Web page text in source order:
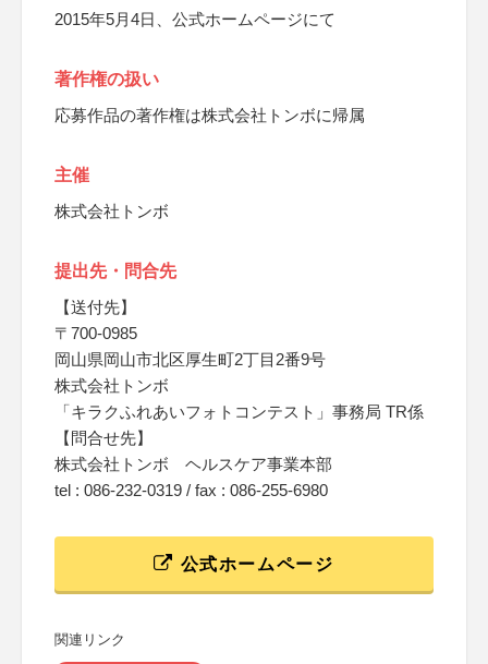
2015年5月4日、公式ホームページにて
著作権の扱い
応募作品の著作権は株式会社トンボに帰属
主催
株式会社トンボ
提出先・問合先
【送付先】
〒700-0985
岡山県岡山市北区厚生町2丁目2番9号
株式会社トンボ
「キラクふれあいフォトコンテスト」事務局 TR係
【問合せ先】
株式会社トンボ ヘルスケア事業本部
tel : 086-232-0319 / fax : 086-255-6980
公式ホームページ
関連リンク